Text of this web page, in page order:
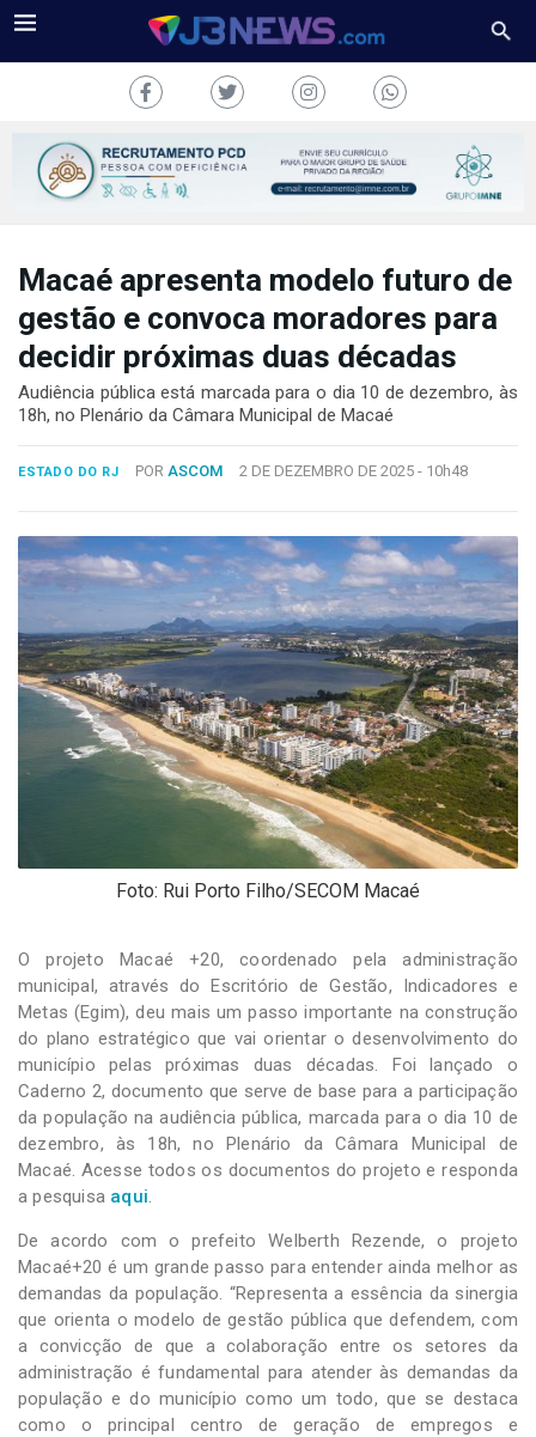
J3NEWS
COLUNAS
2024
Desenvolvido
por
Tecnologia
Sistemas
Macaé apresenta modelo futuro de
gestão e convoca moradores para
decidir próximas duas décadas
Audiência pública está marcada para o dia 10 de dezembro, às
18h, no Plenário da Câmara Municipal de Macaé
ESTADO DO RJ POR ASCOM 2 DE DEZEMBRO DE 2025 - 10h48
Foto: Rui Porto Filho/SECOM Macaé
O projeto Macaé +20, coordenado pela administração
municipal, através do Escritório de Gestão, Indicadores e
Metas (Egim), deu mais um passo importante na construção
do plano estratégico que vai orientar o desenvolvimento do
município pelas próximas duas décadas. Foi lançado o
Caderno 2, documento que serve de base para a participação
da população na audiência pública, marcada para o dia 10 de
dezembro, às 18h, no Plenário da Câmara Municipal de
Macaé. Acesse todos os documentos do projeto e responda
a pesquisa aqui
De acordo com o prefeito Welberth Rezende, o projeto
Macaé+20 é um grande passo para entender ainda melhor as
demandas da população. “Representa a essência da sinergia
que orienta o modelo de gestão pública que defendem, com
a convicção de que a colaboração entre os setores da
administração é fundamental para atender às demandas da
população e do município como um todo, que se destaca
como o principal centro de geração de empregos e